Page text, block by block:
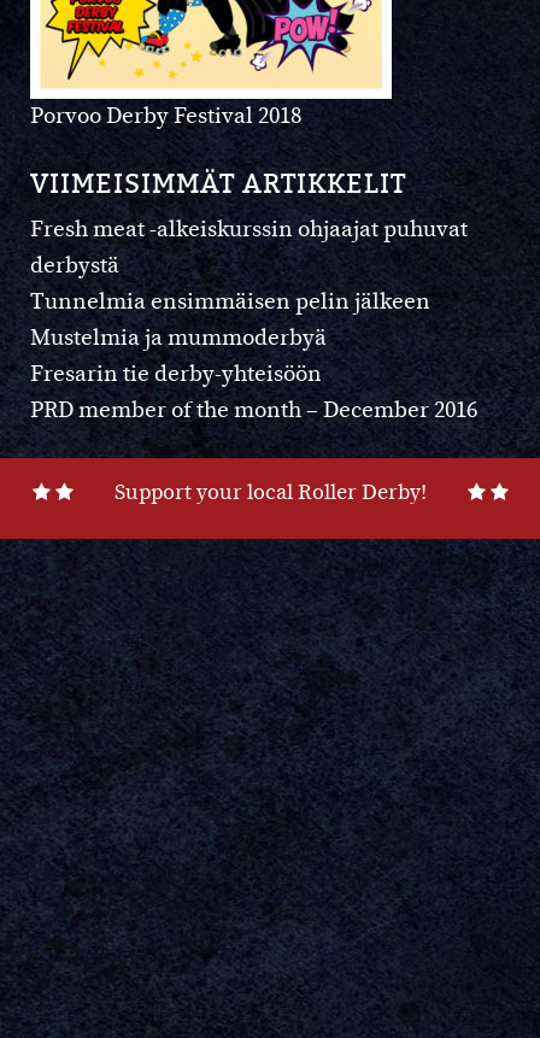
Porvoo Derby Festival 2018
VIIMEISIMMÄT ARTIKKELIT
Fresh meat -alkeiskurssin ohjaajat puhuvat
derbystä
Tunnelmia ensimmäisen pelin jälkeen
Mustelmia ja mummoderbyä
Fresarin tie derby-yhteisöön
PRD member of the month – December 2016
Support your local Roller Derby!